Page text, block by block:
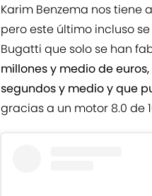
Karim Benzema nos
pero este último incluso
Bugatti que solo se han
millones y medio de
segundos y medio y que
gracias a un motor 8.0 de